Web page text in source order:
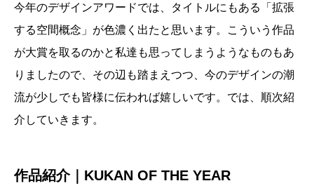
今年のデザインアワードでは、タイトルにもある「拡張
する空間概念」が色濃く出たと思います。こういう作品
が大賞を取るのかと私達も思ってしまうようなものもあ
りましたので、その辺も踏まえつつ、今のデザインの潮
流が少しでも皆様に伝われば嬉しいです。では、順次紹
介していきます。
作品紹介｜KUKAN OF THE YEAR